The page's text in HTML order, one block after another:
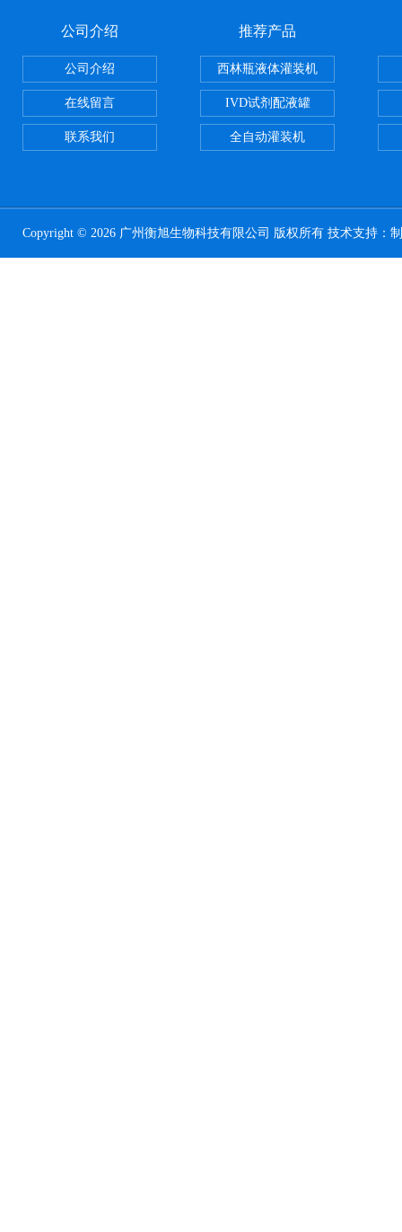
公司介绍
公司介绍
在线留言
联系我们
推荐产品
西林瓶液体灌装机
IVD试剂配液罐
全自动灌装机
Copyright © 2026 广州衡旭生物科技有限公司 版权所有 技术支持：